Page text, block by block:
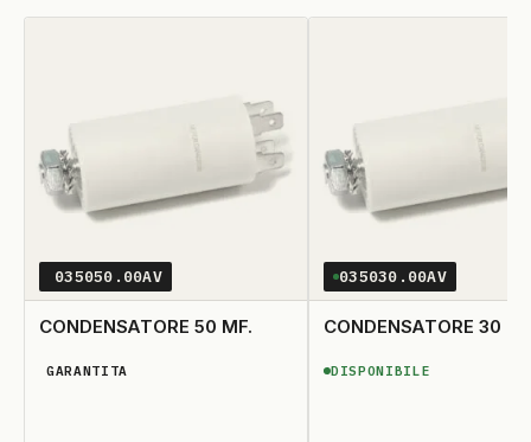
035050.00AV
CONDENSATORE 50 MF.
DISPONIBILITÀ GARANTITA
GARANTITA
035030.00AV
CONDENSATORE 30
DISPONIBILE
DISPONIBILE